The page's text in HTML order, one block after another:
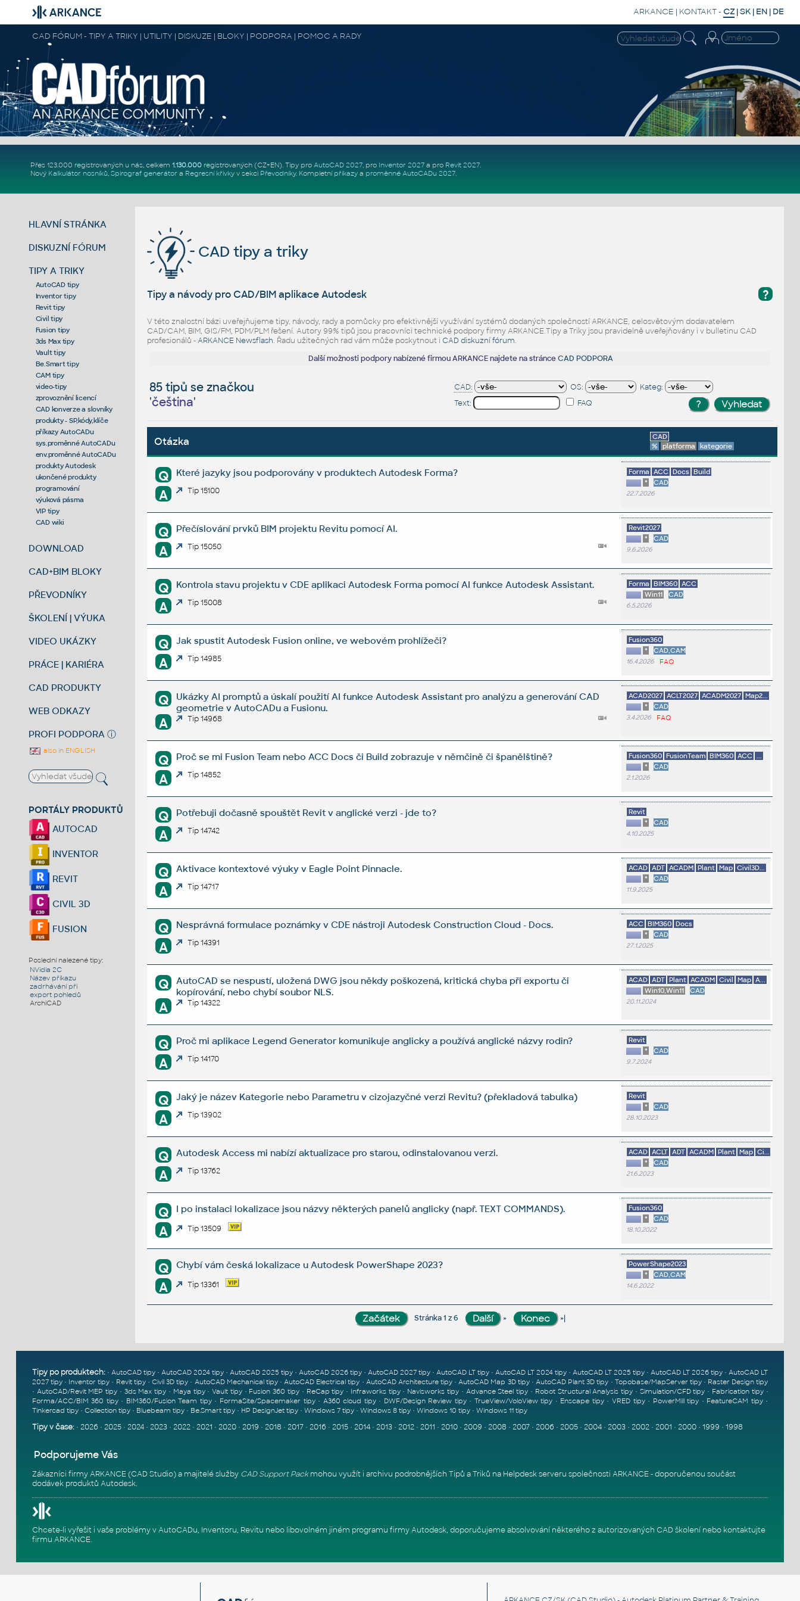
ARKANCE | KONTAKT- CZ |SK | EN | DE
CAD FÓRUM - TIPY A TRIKY | UTILITY | DISKUZE | BLOKY | PODPORA | POMOC A RADY
Přes 123.000 registrovaných u nás, celkem 1.130.000registrovaných (CZ+EN). Tipy pro AutoCAD 2027, pro Inventor 2027a pro Revit 2027.
Nový Kalkulátor nosníků, Spirograf generátor a Regresní křivkyv sekci Převodníky. Kompletní příkazya proměnné AutoCADu 2027.
HLAVNÍ STRÁNKA
DISKUZNÍ FÓRUM
TIPY A TRIKY
AutoCAD tipy
Inventor tipy
Revit tipy
Civil tipy
Fusion tipy
3ds Max tipy
Vault tipy
Be.Smart tipy
CAM tipy
video-tipy
zprovoznění licencí
CAD konverze a slovníky
produkty - SP,kódy,klíče
příkazy AutoCADu
sys.proměnné AutoCADu
env.proměnné AutoCADu
produkty Autodesk
ukončené produkty
programování
výuková pásma
VIP tipy
CAD wiki
DOWNLOAD
CAD+BIM BLOKY
PŘEVODNÍKY
ŠKOLENÍ | VÝUKA
VIDEO UKÁZKY
PRÁCE | KARIÉRA
CAD PRODUKTY
WEB ODKAZY
PROFI PODPORA ⓘ
also in ENGLISH
PORTÁLY PRODUKTŮ
AUTOCAD
INVENTOR
REVIT
CIVIL 3D
FUSION
Poslední nalezené tipy:
NVidia 2C
Název příkazu
zadrhávání při
export pohledů
ArchiCAD
CAD tipy a triky
?
Tipy a návody pro CAD/BIM aplikace Autodesk
V této znalostní bázi uveřejňujeme tipy, návody, rady a pomůcky pro efektivnější využívání systémů dodaných společností ARKANCE, celosvětovým dodavatelem
CAD/CAM, BIM, GIS/FM, PDM/PLM řešení. Autory 99% tipů jsou pracovníci technické podpory firmy ARKANCE.Tipy a Triky jsou pravidelně uveřejňovány i v bulletinu CAD
profesionálů -ARKANCE Newsflash. Řadu užitečných rad vám může poskytnout i CAD diskuzní fórum.
Další možnosti podpory nabízené firmou ARKANCE najdete na stránceCAD PODPORA
85 tipů se značkou
'čeština'
CAD: OS:
Kateg:
Text:
FAQ
Otázka
CAD
%
platforma kategorie
Q Které jazyky jsou podporovány v produktech Autodesk Forma?
A Tip 15100
Forma ACC Docs Build
*
CAD
22.7.2026
Q Přečíslování prvků BIM projektu Revitu pomocí AI.
A Tip 15050
Revit2027
*
CAD
9.6.2026
Q Kontrola stavu projektu v CDE aplikaci Autodesk Forma pomocí AI funkce Autodesk Assistant.
A Tip 15008
Forma BIM360 ACC
Win11
CAD
6.5.2026
Q Jak spustit Autodesk Fusion online, ve webovém prohlížeči?
A Tip 14985
Fusion360
*
CAD,CAM
16.4.2026 FAQ
Q
Ukázky AI promptů a úskalí použití AI funkce Autodesk Assistant pro analýzu a generování CAD
geometrie v AutoCADu a Fusionu.
A Tip 14968
ACAD2027 ACLT2027 ACADM2027 Map2...
*
CAD
3.4.2026 FAQ
Q Proč se mi Fusion Team nebo ACC Docs či Build zobrazuje v němčině či španělštině?
A Tip 14852
Fusion360 FusionTeam BIM360 ACC ...
*
CAD
2.1.2026
Q Potřebuji dočasně spouštět Revit v anglické verzi - jde to?
A Tip 14742
Revit
*
CAD
4.10.2025
Q Aktivace kontextové výuky v Eagle Point Pinnacle.
A Tip 14717
ACAD ADT ACADM Plant Map Civil3D...
*
CAD
11.9.2025
Q Nesprávná formulace poznámky v CDE nástroji Autodesk Construction Cloud - Docs.
A Tip 14391
ACC BIM360 Docs
*
CAD
27.1.2025
Q
AutoCAD se nespustí, uložená DWG jsou někdy poškozená, kritická chyba při exportu či
kopírování, nebo chybí soubor NLS.
A Tip 14322
ACAD ADT Plant ACADM Civil Map A...
Win10,Win11
CAD
20.11.2024
Q Proč mi aplikace Legend Generator komunikuje anglicky a používá anglické názvy rodin?
A Tip 14170
Revit
*
CAD
9.7.2024
Q Jaký je název Kategorie nebo Parametru v cizojazyčné verzi Revitu? (překladová tabulka)
A Tip 13902
Revit
*
CAD
28.10.2023
Q Autodesk Access mi nabízí aktualizace pro starou, odinstalovanou verzi.
A Tip 13762
ACAD ACLT ADT ACADM Plant Map Ci...
*
CAD
21.6.2023
Q I po instalaci lokalizace jsou názvy některých panelů anglicky (např. TEXT COMMANDS).
A Tip 13509
Fusion360
*
CAD
18.10.2022
Q Chybí vám česká lokalizace u Autodesk PowerShape 2023?
A Tip 13361
PowerShape2023
*
CAD,CAM
14.6.2022
Stránka 1 z 6 » »|
Tipy po produktech:• AutoCAD tipy• AutoCAD 2024 tipy• AutoCAD 2025 tipy• AutoCAD 2026 tipy •AutoCAD 2027 tipy •AutoCAD LT tipy •AutoCAD LT 2024 tipy •AutoCAD LT 2025 tipy •AutoCAD LT 2026 tipy •AutoCAD LT
2027 tipy• Inventor tipy • Revit tipy•Civil 3D tipy • AutoCAD Mechanical tipy•AutoCAD Electrical tipy • AutoCAD Architecture tipy•AutoCAD Map 3D tipy• AutoCAD Plant 3D tipy • Topobase/MapServer tipy• Raster Design tipy
• AutoCAD/Revit MEP tipy • 3ds Max tipy • Maya tipy•Vault tipy• Fusion 360 tipy • ReCap tipy • Infraworks tipy• Navisworks tipy • Advance Steel tipy • Robot Structural Analysis tipy • Simulation/CFD tipy • Fabrication tipy•
Forma/ACC/BIM 360 tipy• BIM360/Fusion Team tipy• FormaSite/Spacemaker tipy• A360 cloud tipy• DWF/Design Review tipy• TrueView/VoloView tipy • Enscape tipy•VRED tipy• PowerMill tipy • FeatureCAM tipy•
Tinkercad tipy• Collection tipy• Bluebeam tipy• Be.Smart tipy• HP DesignJet tipy• Windows 7 tipy• Windows 8 tipy• Windows 10 tipy• Windows 11 tipy
Tipy v čase:• 2026• 2025• 2024• 2023• 2022• 2021 • 2020• 2019 • 2018 • 2017• 2016• 2015• 2014• 2013• 2012• 2011 • 2010• 2009 • 2008 • 2007• 2006• 2005• 2004• 2003• 2002• 2001 • 2000• 1999 • 1998
Podporujeme Vás
Zákazníci firmy ARKANCE (CAD Studio) a majitelé služby CAD Support Packmohou využít i archivu podrobnějších Tipů a Triků na Helpdesk serveru společnosti ARKANCE - doporučenou součást
dodávek produktů Autodesk.
Chcete-li vyřešit i vaše problémy v AutoCADu, Inventoru, Revitu nebo libovolném jiném programu firmy Autodesk, doporučujeme absolvování některého z autorizovaných CAD školenínebo kontaktujte
firmu ARKANCE.